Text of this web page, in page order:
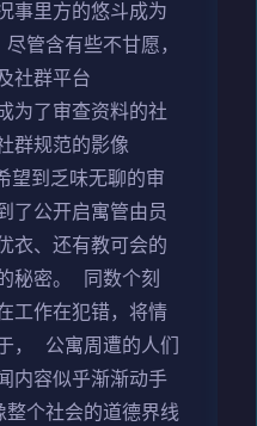
事里方的悠斗成为
管含有些不甘愿，
社群平台
为了审查资料的社
群规范的影像
到乏味无聊的审
了公开启寓管由员
衣、还有教可会的
秘密。 同数个刻
工作在犯错，将情
， 公寓周遭的人们
内容似乎渐渐动手
个社会的道德界线